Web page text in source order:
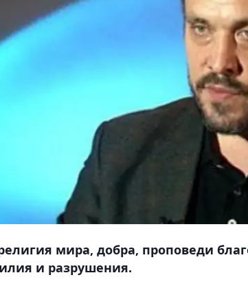
мира, добра, проповеди
и разрушения.